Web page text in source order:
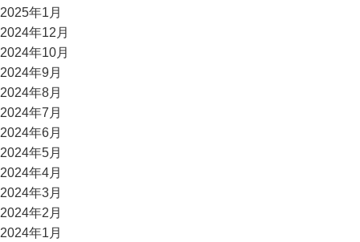
2025年1月
2024年12月
2024年10月
2024年9月
2024年8月
2024年7月
2024年6月
2024年5月
2024年4月
2024年3月
2024年2月
2024年1月